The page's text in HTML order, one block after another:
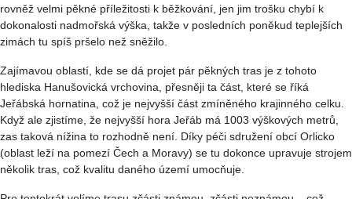
rovněž velmi pěkné příležitosti k běžkování, jen jim trošku chybí k
dokonalosti nadmořská výška, takže v posledních poněkud teplejších
zimách tu spíš pršelo než sněžilo.
Zajímavou oblastí, kde se dá projet pár pěkných tras je z tohoto
hlediska Hanušovická vrchovina, přesněji ta část, které se říká
Jeřábská hornatina, což je nejvyšší část zmíněného krajinného celku.
Když ale zjistíme, že nejvyšší hora Jeřáb má 1003 výškových metrů,
zas taková nížina to rozhodně není. Díky péči sdružení obcí Orlicko
(oblast leží na pomezí Čech a Moravy) se tu dokonce upravuje strojem
několik tras, což kvalitu daného území umocňuje.